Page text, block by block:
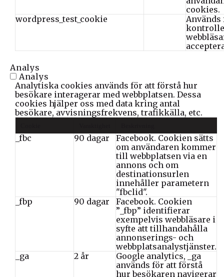
cookies.
wordpress_test_cookie
Används
Analys
Analys
Analytiska cookies används för att förstå hur
besökare interagerar med webbplatsen. Dessa
cookies hjälper oss med data kring antal
besökare, avvisningsfrekvens, trafikkälla, etc.
_fbc 90 dagar
Facebook. Cookien sätts
om användaren kommer
till webbplatsen via en
annons och om
destinationsurlen
innehåller parametern
"fbclid".
_fbp
90 dagar
Facebook. Cookien
”_fbp” identifierar
exempelvis webbläsare i
syfte att tillhandahålla
annonserings- och
webbplatsanalystjänster.
_ga
2 år
Google analytics, _ga
används för att förstå
hur besökaren navigerar